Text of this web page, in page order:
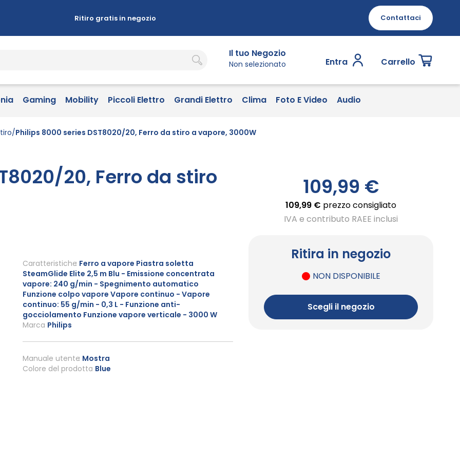
Ritiro gratis in negozio Contattaci
Il tuo Negozio
Non selezionato Entra Carrello
Gaming Mobility Piccoli Elettro Grandi Elettro Clima Foto E Video Audio
Philips 8000 series DST8020/20, Ferro da stiro a vapore, 3000W
20, Ferro da stiro
109,99 €
109,99 € prezzo consigliato
IVA e contributo RAEE inclusi
Ritira in negozio
NON DISPONIBILE
Scegli il negozio
Marca Philips
Manuale utente Mostra
Caratteristiche Ferro a vapore Piastra soletta
SteamGlide Elite 2,5 m Blu - Emissione concentrata
vapore: 240 g/min - Spegnimento automatico
Funzione colpo vapore Vapore continuo - Vapore
continuo: 55 g/min - 0,3 L - Funzione anti-
gocciolamento Funzione vapore verticale - 3000 W
Colore del prodotto Blue